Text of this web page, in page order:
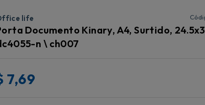
life
Documento Kinary, A4, Surtido,
n \ ch007
7,69